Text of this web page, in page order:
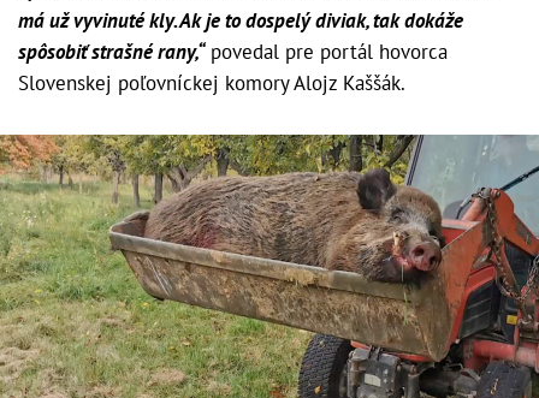
má už vyvinuté kly. Ak je to dospelý diviak, tak dokáže
spôsobiť strašné rany,“povedal pre portál hovorca
Slovenskej poľovníckej komory Alojz Kaššák.